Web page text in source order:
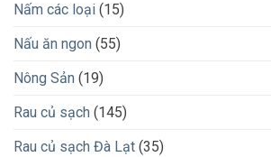
Nấm các loại (15)
Nấu ăn ngon (55)
Nông Sản (19)
Rau củ sạch (145)
Rau củ sạch Đà Lạt (35)